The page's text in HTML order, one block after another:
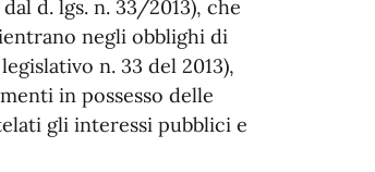
d. lgs. n. 33/2013), che
negli obblighi di
n. 33 del 2013),
in possesso delle
gli interessi pubblici e